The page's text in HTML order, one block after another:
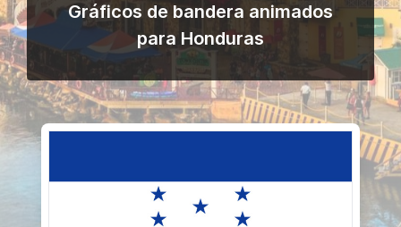
Gráficos de bandera animados
para Honduras